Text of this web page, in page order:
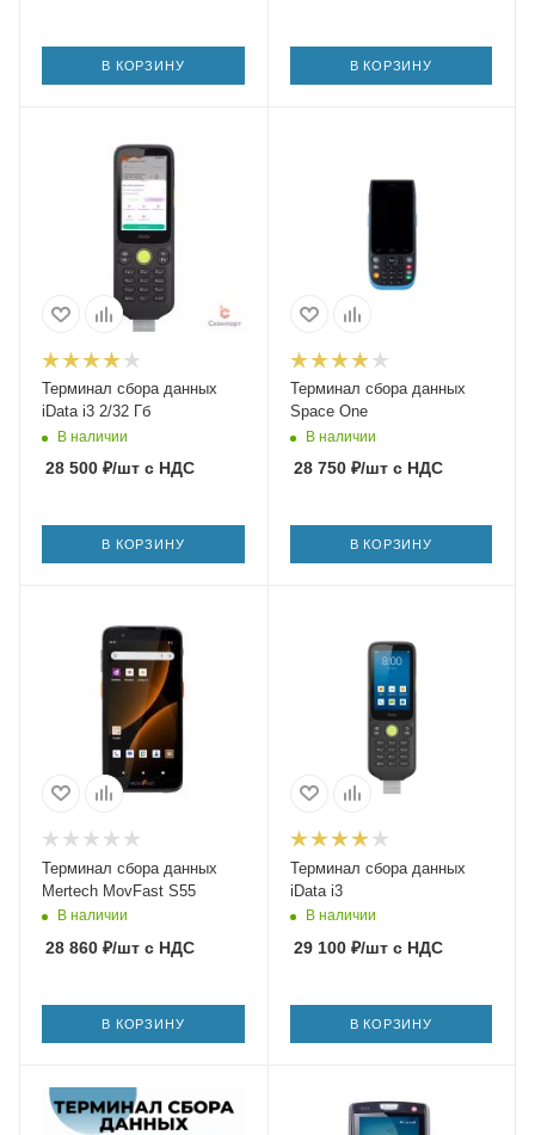
В КОРЗИНУ В КОРЗИНУ
Терминал сбора данных
iData i3 2/32 Гб
В наличии
28 500 ₽/шт с НДС
В КОРЗИНУ
Терминал сбора данных
Space One
В наличии
28 750₽/штс НДС
В КОРЗИНУ
Терминал сбора данных
Mertech MovFast S55
В наличии
28 860 ₽/шт с НДС
В КОРЗИНУ
Терминал сбора данных
iData i3
В наличии
29 100₽/штс НДС
В КОРЗИНУ